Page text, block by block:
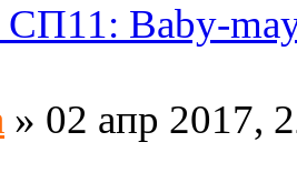
СП11: Baby-
» 02 апр 2017,